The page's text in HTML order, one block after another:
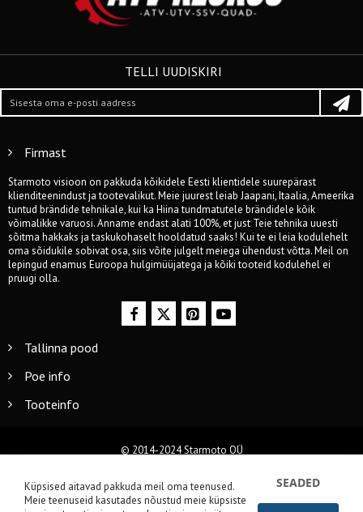
TELLI UUDISKIRI
Firmast
Starmoto visioon on pakkuda kõikidele Eesti klientidele suurepärast
klienditeenindust ja tootevalikut. Meie juurest leiab Jaapani, Itaalia, Ameerika
tuntud brändide tehnikale, kui ka Hiina tundmatutele brändidele kõik
võimalikke varuosi. Anname endast alati 100%, et just Teie tehnika uuesti
sõitma hakkaks ja taskukohaselt hooldatud saaks! Kui te ei leia kodulehelt
oma sõidukile sobivat osa, siis võite julgelt meiega ühendust võtta. Meil on
lepingud enamus Euroopa hulgimüüjatega ja kõiki tooteid kodulehel ei
pruugi olla.
Tallinna pood
Poe info
Tooteinfo
© 2014-2024 Starmoto OÜ
Küpsised aitavad pakkuda meil oma teenused.
Meie teenuseid kasutades nõustud meie küpsiste
SEADED